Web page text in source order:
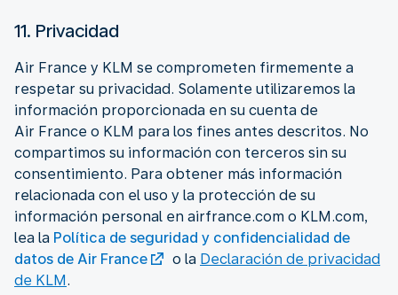
11. Privacidad
Air France y KLM se comprometen firmemente a
respetar su privacidad. Solamente utilizaremos la
información proporcionada en su cuenta de
Air France o KLM para los fines antes descritos. No
compartimos su información con terceros sin su
consentimiento. Para obtener más información
relacionada con el uso y la protección de su
información personal en airfrance.com o KLM.com,
lea la Política de seguridad y confidencialidad de
datos de Air France
o la Declaración de privacidad
de KLM.